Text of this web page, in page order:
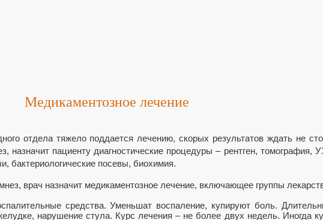
Медикаментозное лечение
отдела тяжело поддается лечению, скорых результатов ждать не
назначит пациенту диагностические процедуры – рентген, томография,
бактериологические посевы, биохимия.
врач назначит медикаментозное лечение, включающее группы
средства. Уменьшат воспаление, купируют боль.
нарушение стула. Курс лечения – не более двух недель. Иногда